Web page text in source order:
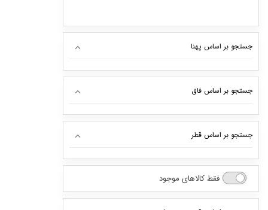
جستجو بر اساس پهنا
12
165
185
195
جستجو بر اساس فاق
30
جستجو بر اساس قطر
0
فقط کالاهای موجود